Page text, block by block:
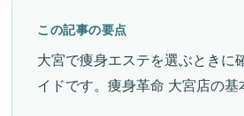
この記事の要点
大宮で痩身エステを選ぶときに
イドです。痩身革命 大宮店の基